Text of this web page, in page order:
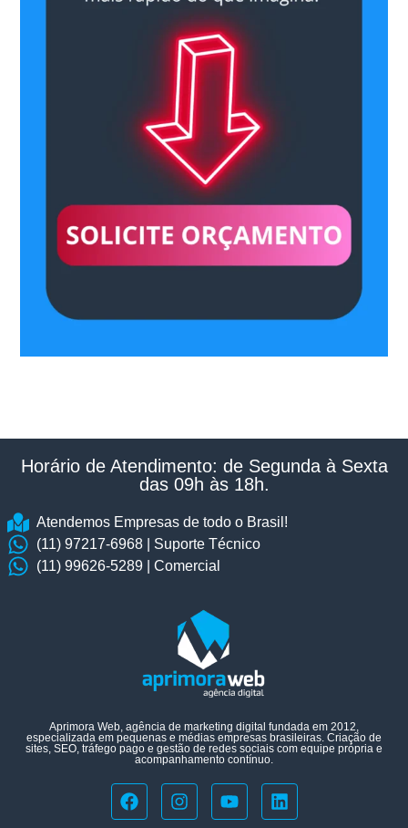
Horário de Atendimento: de Segunda à Sexta
das 09h às 18h.​
Atendemos Empresas de todo o Brasil!
(11) 97217-6968 | Suporte Técnico
(11) 99626-5289 | Comercial
Aprimora Web, agência de marketing digital fundada em 2012,
especializada em pequenas e médias empresas brasileiras. Criação de
sites, SEO, tráfego pago e gestão de redes sociais com equipe própria e
acompanhamento contínuo.